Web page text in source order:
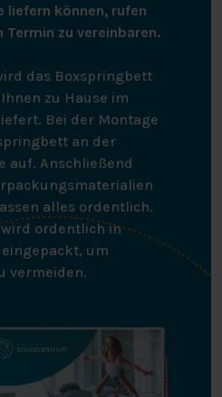
liefern können, rufen
Termin zu vereinbaren.
das Boxspringbett
zu Hause im
Bei der Montage
an der
auf. Anschließend
alles ordentlich.
ordentlich in
um
vermeiden.